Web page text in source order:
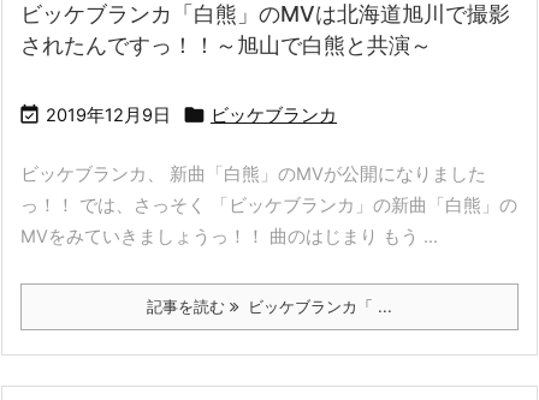
ビッケブランカ「白熊」のMVは北海道旭川で撮影
されたんですっ！！～旭山で白熊と共演～
 2019年12月9日  ビッケブランカ
ビッケブランカ、 新曲「白熊」のMVが公開になりました
っ！！ では、さっそく 「ビッケブランカ」の新曲「白熊」の
MVをみていきましょうっ！！ 曲のはじまり もう ...
記事を読む ビッケブランカ「 ...